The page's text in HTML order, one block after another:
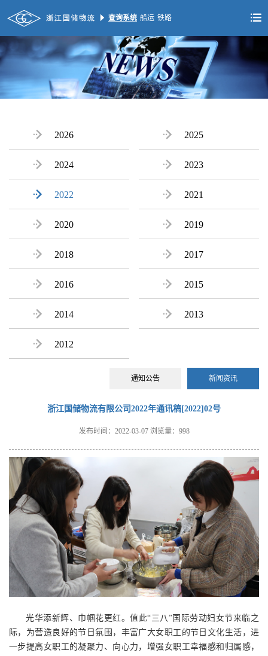

 查询系统 船运 铁路
 2026  2025
 2024  2023
 2022  2021
 2020  2019
 2018  2017
 2016  2015
 2014  2013
 2012
通知公告 新闻资讯
浙江国储物流有限公司2022年通讯稿[2022]02号
发布时间：2022-03-07 浏览量：998
光华添新辉、巾帼花更红。值此“三八”国际劳动妇女节来临之
际，为营造良好的节日氛围，丰富广大女职工的节日文化生活，进
一步提高女职工的凝聚力、向心力，增强女职工幸福感和归属感，